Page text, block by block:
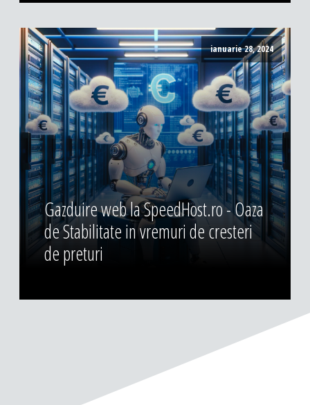
ianuarie 28, 2024
Gazduire web la SpeedHost.ro - Oaza
de Stabilitate in vremuri de cresteri
de preturi